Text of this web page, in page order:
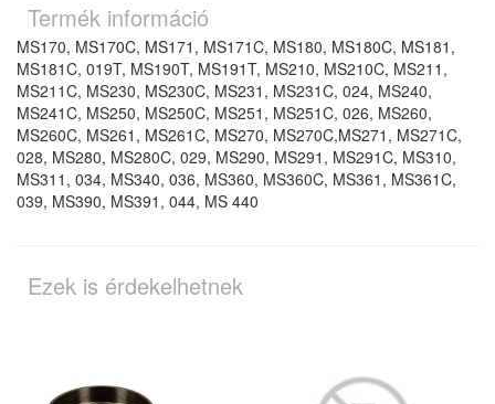
Termék információ
MS170, MS170C, MS171, MS171C, MS180, MS180C, MS181,
MS181C, 019T, MS190T, MS191T, MS210, MS210C, MS211,
MS211C, MS230, MS230C, MS231, MS231C, 024, MS240,
MS241C, MS250, MS250C, MS251, MS251C, 026, MS260,
MS260C, MS261, MS261C, MS270, MS270C,MS271, MS271C,
028, MS280, MS280C, 029, MS290, MS291, MS291C, MS310,
MS311, 034, MS340, 036, MS360, MS360C, MS361, MS361C,
039, MS390, MS391, 044, MS 440
Ezek is érdekelhetnek